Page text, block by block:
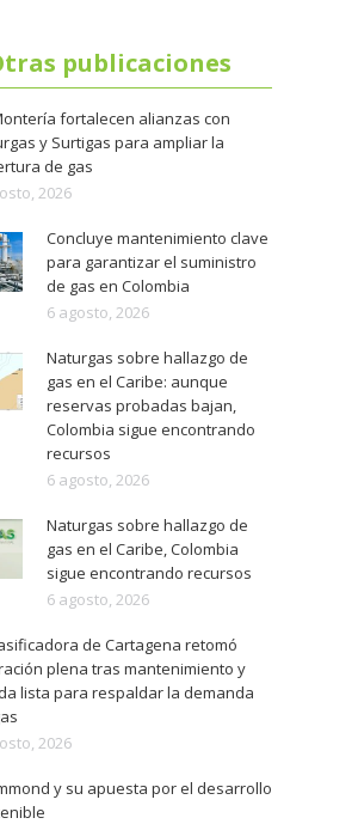
publicaciones
fortalecen alianzas con
y Surtigas para ampliar la
de gas
2026
Concluye mantenimiento clave
para garantizar el suministro
de gas en Colombia
6 agosto, 2026
Naturgas sobre hallazgo de
gas en el Caribe: aunque
reservas probadas bajan,
Colombia sigue encontrando
recursos
6 agosto, 2026
Naturgas sobre hallazgo de
gas en el Caribe, Colombia
sigue encontrando recursos
6 agosto, 2026
de Cartagena retomó
plena tras mantenimiento y
lista para respaldar la demanda
2026
y su apuesta por el desarrollo